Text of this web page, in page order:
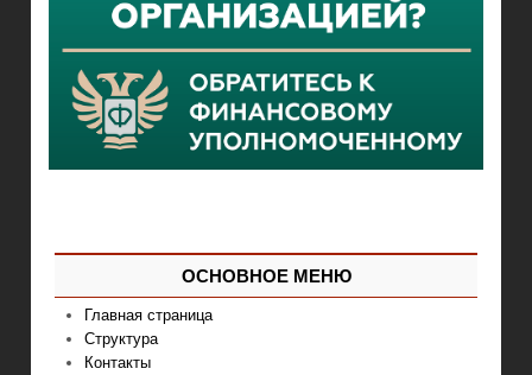
ОСНОВНОЕ МЕНЮ
Главная страница
Структура
Контакты